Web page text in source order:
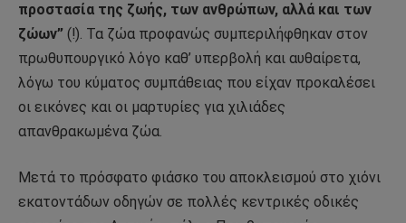
προστασία της ζωής, των ανθρώπων, αλλά και των
ζώων” (!). Τα ζώα προφανώς συμπεριλήφθηκαν στον
πρωθυπουργικό λόγο καθ’ υπερβολή και αυθαίρετα,
λόγω του κύματος συμπάθειας που είχαν προκαλέσει
οι εικόνες και οι μαρτυρίες για χιλιάδες
απανθρακωμένα ζώα.
Μετά το πρόσφατο φιάσκο του αποκλεισμού στο χιόνι
εκατοντάδων οδηγών σε πολλές κεντρικές οδικές